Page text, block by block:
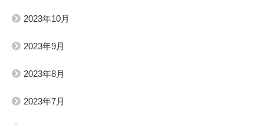
2023年10月
2023年9月
2023年8月
2023年7月